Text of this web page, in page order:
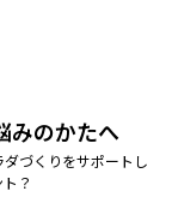
みのかたへ
づくりをサポートし
？